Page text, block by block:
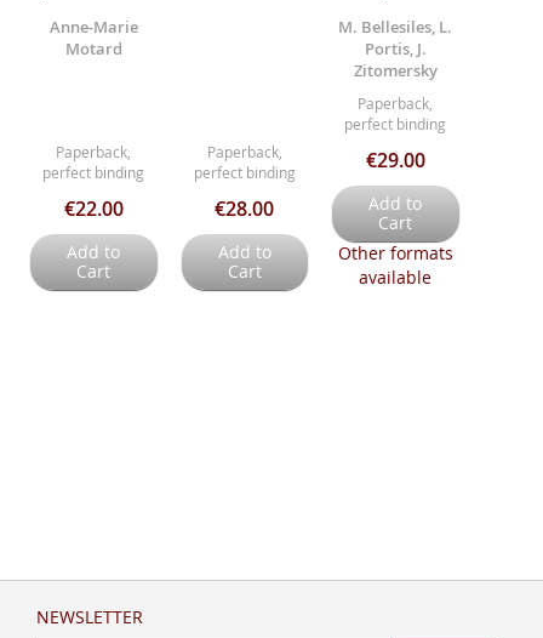
Anne-Marie
Motard
Paperback,
perfect binding
€22.00
Add to
Cart
Paperback,
perfect binding
€28.00
Add to
Cart
M. Bellesiles, L.
Portis, J.
Zitomersky
Paperback,
perfect binding
€29.00
Add to
Cart
Other formats
available
NEWSLETTER